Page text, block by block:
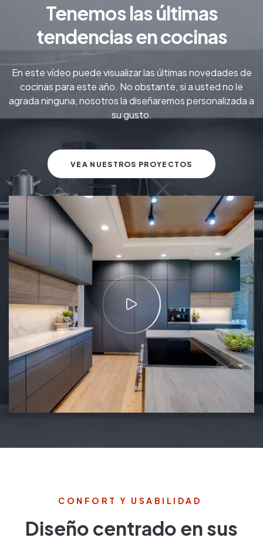
Tenemos las últimas
tendencias en cocinas
En este vídeo puede visualizar las últimas novedades de
cocinas para este año. No obstante, si a usted no le
agrada ninguna, nosotros la diseñaremos personalizada a
su gusto.
VEA NUESTROS PROYECTOS
CONFORT Y USABILIDAD
Diseño centrado en sus